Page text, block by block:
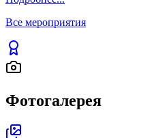
ДО ЖИВОГО
СТУДЕНТАМИ: В
ПРОДОЛЖАЮТСЯ
ДЛЯ